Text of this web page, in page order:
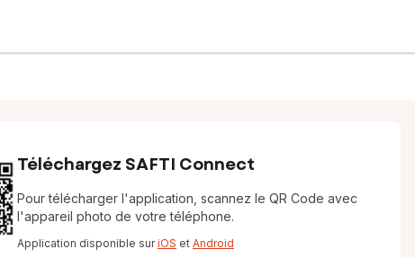
Téléchargez SAFTI Connect
Pour télécharger l'application, scannez le QR Code avec
l'appareil photo de votre téléphone.
Application disponible suriOS et Android